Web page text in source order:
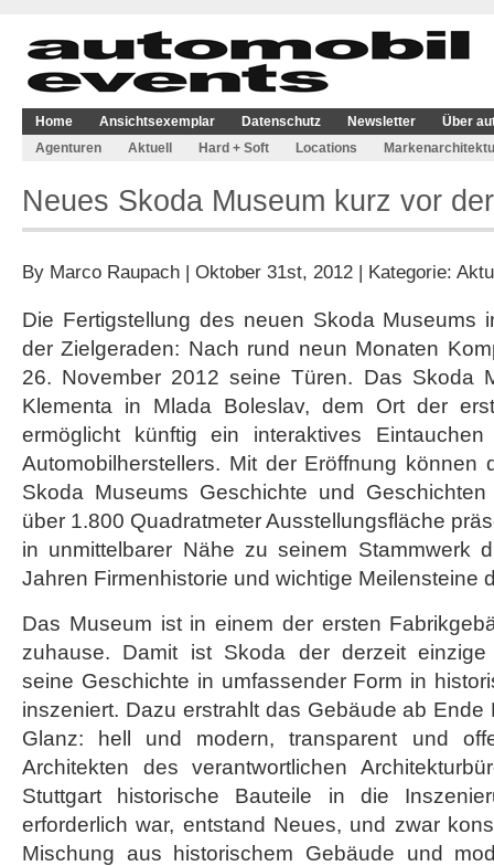
Home Ansichtsexemplar Datenschutz Newsletter
Über
Agenturen
Aktuell Hard + Soft Locations
Neues Skoda Museum kurz vor
By Marco Raupach | Oktober 31st, 2012 | Kategorie:
Die Fertigstellung des neuen Skoda Museums
der Zielgeraden: Nach rund neun Monaten
26. November 2012 seine Türen. Das Skoda
Klementa in Mlada Boleslav, dem Ort der
ermöglicht künftig ein interaktives
Automobilherstellers. Mit der Eröffnung können
Skoda Museums Geschichte und
über 1.800 Quadratmeter Ausstellungsfläche
in unmittelbarer Nähe zu seinem Stammwerk
Jahren Firmenhistorie und wichtige Meilensteine
Das Museum ist in einem der ersten
zuhause. Damit ist Skoda der derzeit einzige
seine Geschichte in umfassender Form in
inszeniert. Dazu erstrahlt das Gebäude ab
Glanz: hell und modern, transparent und
Architekten des verantwortlichen
Stuttgart historische Bauteile in die
erforderlich war, entstand Neues, und zwar
Mischung aus historischem Gebäude und